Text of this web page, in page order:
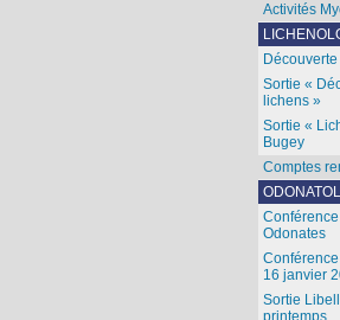
Activités
Sortie «
lichens »
Sortie «
Bugey
Comptes
Odonates
16 janvier
Sortie